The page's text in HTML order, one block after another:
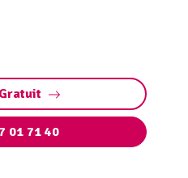
01 71 40